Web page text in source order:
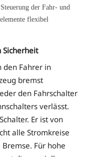
der Fahr- und
flexibel
Sicherheit
den Fahrer in
bremst
den Fahrschalter
verlässt.
Er ist von
alle Stromkreise
Für hohe